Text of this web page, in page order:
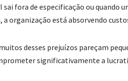
sai fora de especificação ou quando
a organização está absorvendo
desses prejuízos pareçam
significativamente a